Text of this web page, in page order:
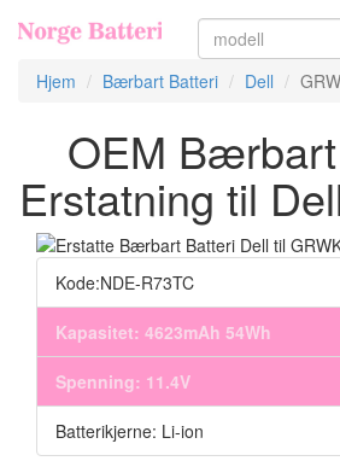
Hjem
Bærbart Batteri Dell
OEM
Erstatning til
Kode:NDE-R73TC
Kapasitet: 4623mAh 54Wh
Spenning: 11.4V
Batterikjerne: Li-ion